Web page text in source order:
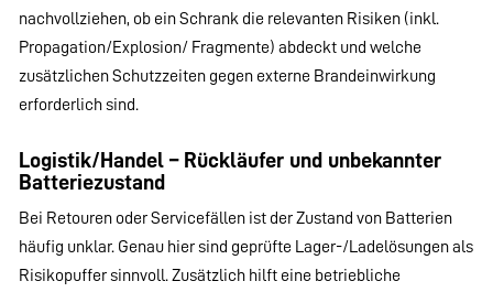
nachvollziehen, ob ein Schrank die relevanten Risiken (inkl.
Propagation/Explosion/ Fragmente) abdeckt und welche
zusätzlichen Schutzzeiten gegen externe Brandeinwirkung
erforderlich sind.
Logistik/Handel – Rückläufer und unbekannter
Batteriezustand
Bei Retouren oder Servicefällen ist der Zustand von Batterien
häufig unklar. Genau hier sind geprüfte Lager-/Ladelösungen als
Risikopuffer sinnvoll. Zusätzlich hilft eine betriebliche